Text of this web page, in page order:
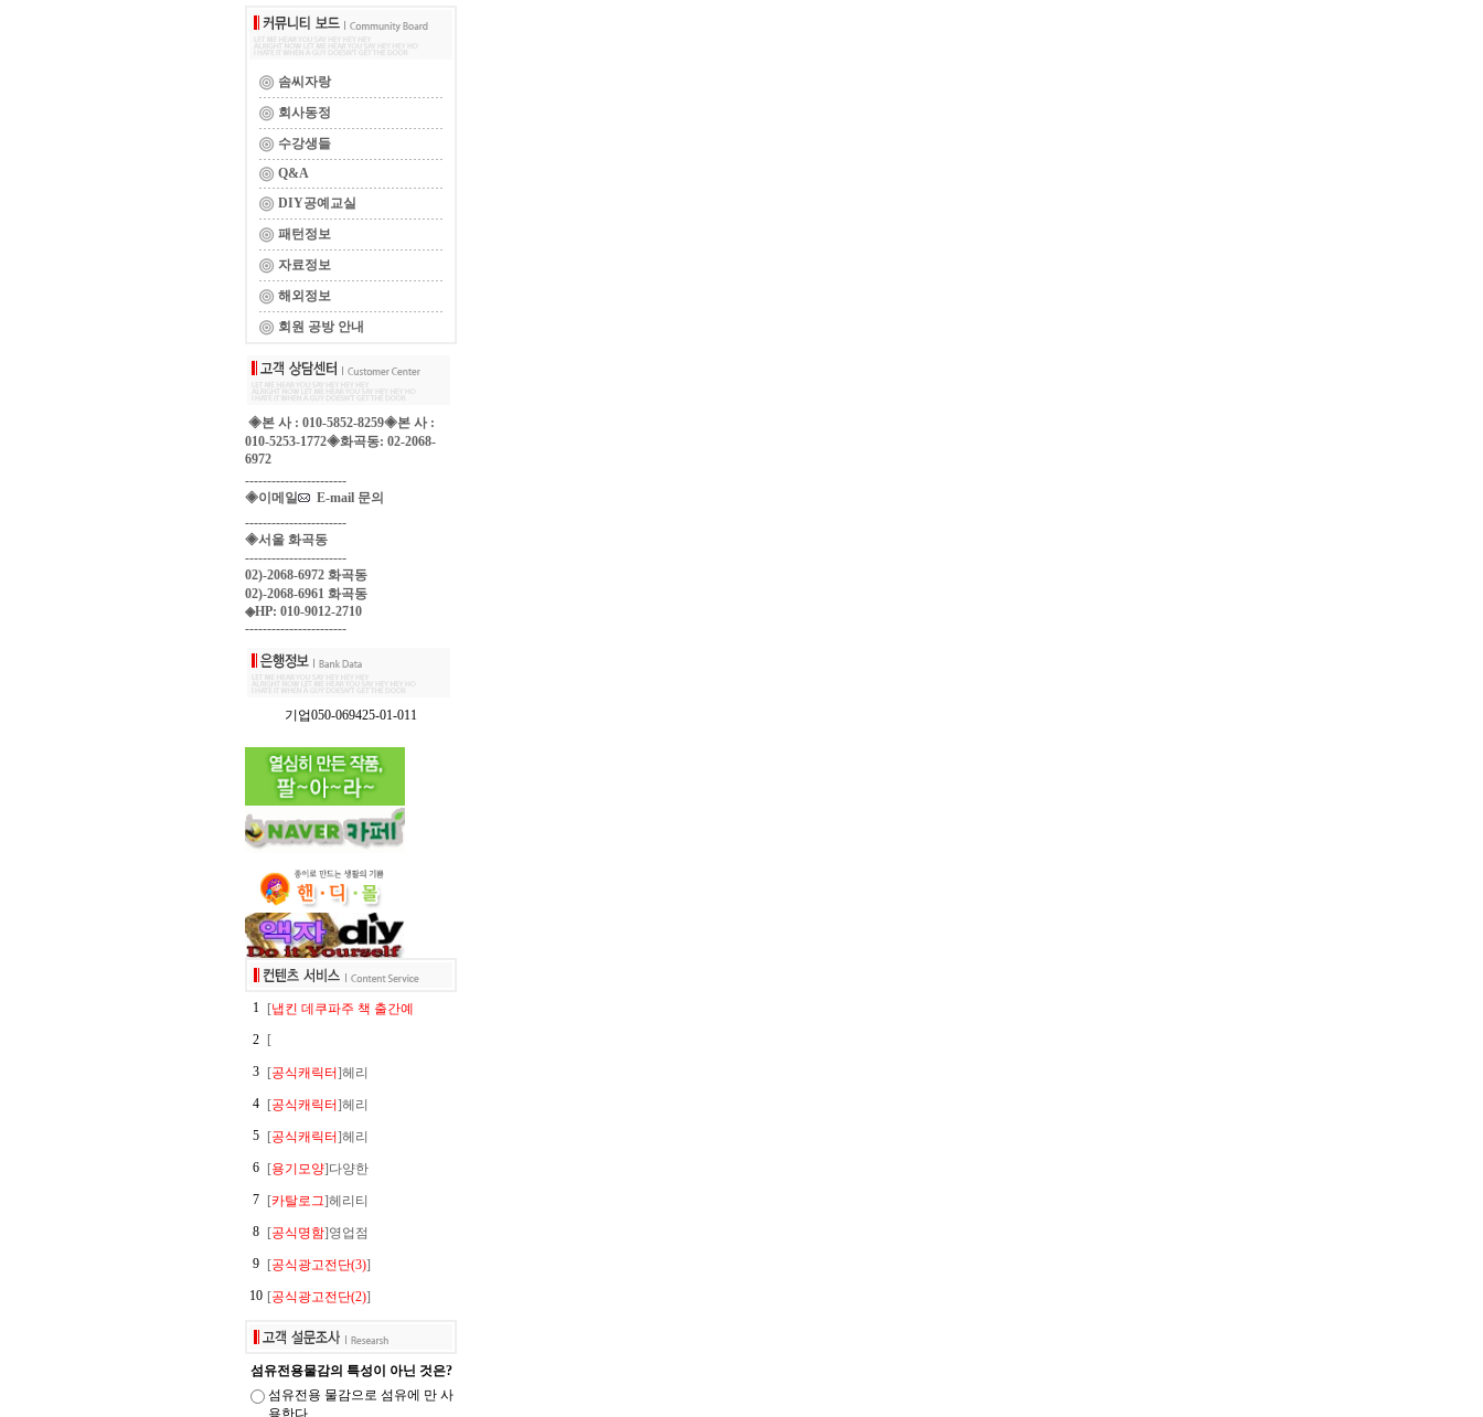
솜씨자랑
회사동정
수강생들
Q&A
DIY공예교실
패턴정보
자료정보
해외정보
회원 공방 안내
◈본 사 : 010-5852-8259◈본 사 :
010-5253-1772◈화곡동: 02-2068-
6972
-----------------------
◈이메일
E-mail 문의
-----------------------
◈서울 화곡동
-----------------------
02)-2068-6972 화곡동
02)-2068-6961 화곡동
◈HP: 010-9012-2710
-----------------------
기업050-069425-01-011
1 [냅킨 데쿠파주 책 출간예
2
[
3 [공식캐릭터]헤리
4
[공식캐릭터]헤리
5
[공식캐릭터]헤리
6
[용기모양]다양한
7
[카탈로그]헤리티
8
[공식명함]영업점
9
[공식광고전단(3)]
10 [공식광고전단(2)]
섬유전용물감의 특성이 아닌 것은?
섬유전용 물감으로 섬유에 만 사
용한다.